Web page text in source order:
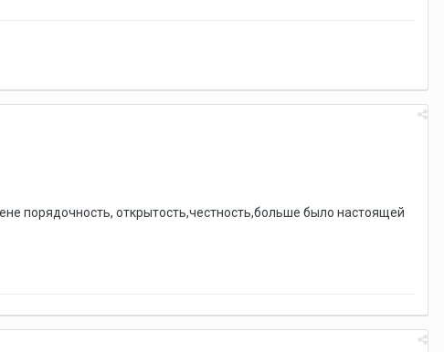
порядочность, открытость,честность,больше было настоящей